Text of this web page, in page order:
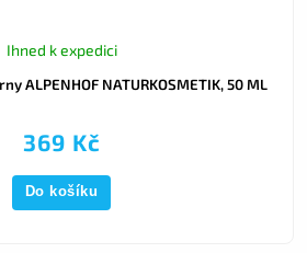
ALPENHOF NATURKOSMETIK, 50 ML
Ihned k expedici
369 Kč
Do košíku